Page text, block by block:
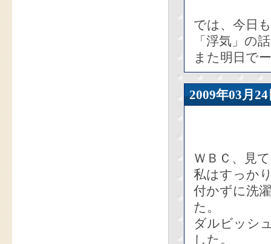
では、今日
「浮気」の
また明日で
2009年03
ＷＢＣ、見
私はすっか
付かずに洗
た。
ダルビッシ
した。